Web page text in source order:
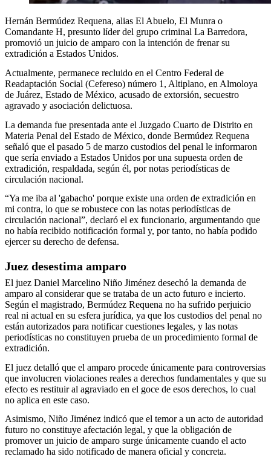
Hernán Bermúdez Requena, alias El Abuelo, El Munra o
Comandante H, presunto líder del grupo criminal La Barredora,
promovió un juicio de amparo con la intención de frenar su
extradición a Estados Unidos.
Actualmente, permanece recluido en el Centro Federal de
Readaptación Social (Cefereso) número 1, Altiplano, en Almoloya
de Juárez, Estado de México, acusado de extorsión, secuestro
agravado y asociación delictuosa.
La demanda fue presentada ante el Juzgado Cuarto de Distrito en
Materia Penal del Estado de México, donde Bermúdez Requena
señaló que el pasado 5 de marzo custodios del penal le informaron
que sería enviado a Estados Unidos por una supuesta orden de
extradición, respaldada, según él, por notas periodísticas de
circulación nacional.
“Ya me iba al 'gabacho' porque existe una orden de extradición en
mi contra, lo que se robustece con las notas periodísticas de
circulación nacional”, declaró el ex funcionario, argumentando que
no había recibido notificación formal y, por tanto, no había podido
ejercer su derecho de defensa.
Juez desestima amparo
El juez Daniel Marcelino Niño Jiménez desechó la demanda de
amparo al considerar que se trataba de un acto futuro e incierto.
Según el magistrado, Bermúdez Requena no ha sufrido perjuicio
real ni actual en su esfera jurídica, ya que los custodios del penal no
están autorizados para notificar cuestiones legales, y las notas
periodísticas no constituyen prueba de un procedimiento formal de
extradición.
El juez detalló que el amparo procede únicamente para controversias
que involucren violaciones reales a derechos fundamentales y que su
efecto es restituir al agraviado en el goce de esos derechos, lo cual
no aplica en este caso.
Asimismo, Niño Jiménez indicó que el temor a un acto de autoridad
futuro no constituye afectación legal, y que la obligación de
promover un juicio de amparo surge únicamente cuando el acto
reclamado ha sido notificado de manera oficial y concreta.